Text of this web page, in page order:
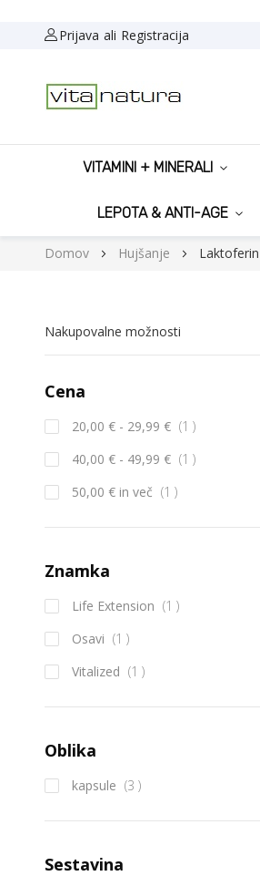
Prijava Registracija
VITAMINI + MINERALI
LEPOTA & ANTI-AGE
Domov Hujšanje Laktoferin
Nakupovalne možnosti
Cena
20,00 €- 29,99 € 1 izdelek
40,00 €- 49,99 € 1 izdelek
50,00 €in več 1 izdelek
Znamka
Life Extension 1 izdelek
Osavi
1 izdelek
Vitalized
1 izdelek
Oblika
kapsule 3 izdelek
Sestavina